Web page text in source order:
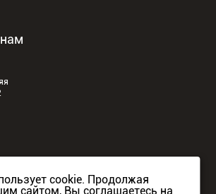
cookie. Продолжая
сайтом, Вы соглашаетесь на